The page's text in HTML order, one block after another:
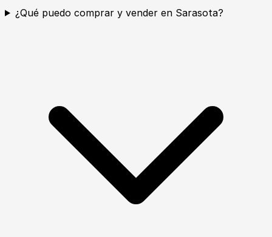
¿Qué puedo comprar y vender en Sarasota?